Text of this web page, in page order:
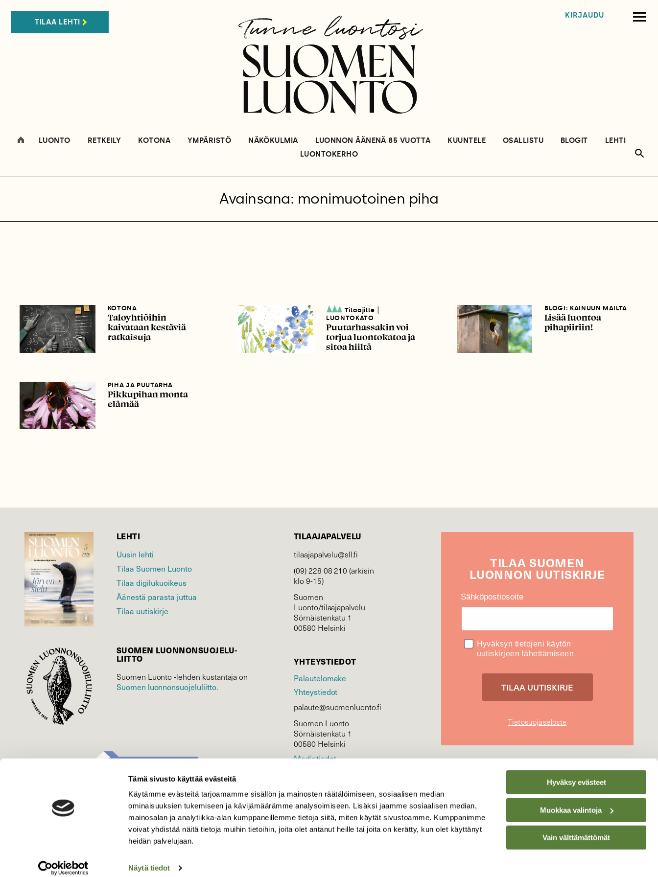
Tämä sivusto käyttää evästeitä
Käytämme evästeitä tarjoamamme sisällön ja mainosten räätälöimiseen, sosiaalisen median
ominaisuuksien tukemiseen ja kävijämäärämme analysoimiseen. Lisäksi jaamme sosiaalisen median,
mainosalan ja analytiikka-alan kumppaneillemme tietoja siitä, miten käytät sivustoamme. Kumppanimme
voivat yhdistää näitä tietoja muihin tietoihin, joita olet antanut heille tai joita on kerätty, kun olet käyttänyt
heidän palvelujaan.
Näytä tiedot
Hyväksy evästeet
Muokkaa valintoja
Vain välttämättömät
TILAA LEHTI
KIRJAUDU
LUONTO RETKEILY KOTONA YMPÄRISTÖ NÄKÖKULMIA LUONNON ÄÄNENÄ 85 VUOTTA KUUNTELE OSALLISTU BLOGIT
LEHTI
LUONTOKERHO
Avainsana: monimuotoinen piha
KOTONA
Taloyhtiöihin
kaivataan kestäviä
ratkaisuja
Tilaajille
LUONTOKATO
Puutarhassakin voi
torjua luontokatoa ja
sitoa hiiltä
BLOGI: KAINUUN MAILTA
Lisää luontoa
pihapiiriin!
PIHA JA PUUTARHA
Pikkupihan monta
elämää
LEHTI
Uusin lehti
Tilaa Suomen Luonto
Tilaa digilukuoikeus
Äänestä parasta juttua
Tilaa uutiskirje
SUOMEN LUONNON­SUOJELU­
LIITTO
Suomen Luonto -lehden kustantaja on
Suomen luonnonsuojelu­liitto.
TILAAJAPALVELU
tilaajapalvelu@sll.fi
(09) 228 08 210 (arkisin
klo 9-15)
Suomen
Luonto/tilaajapalvelu
Sörnäistenkatu 1
00580 Helsinki
YHTEYSTIEDOT
Palautelomake
Yhteystiedot
palaute@suomenluonto.fi
Suomen Luonto
Sörnäistenkatu 1
00580 Helsinki
Mediatiedot
KIRJAUDU
TILAASUOMEN
LUONNON UUTIS­KIRJE
Sähköpostiosoite
Hyväksyn tietojeni käytön
uutiskirjeen lähettämiseen
Tietosuojaseloste